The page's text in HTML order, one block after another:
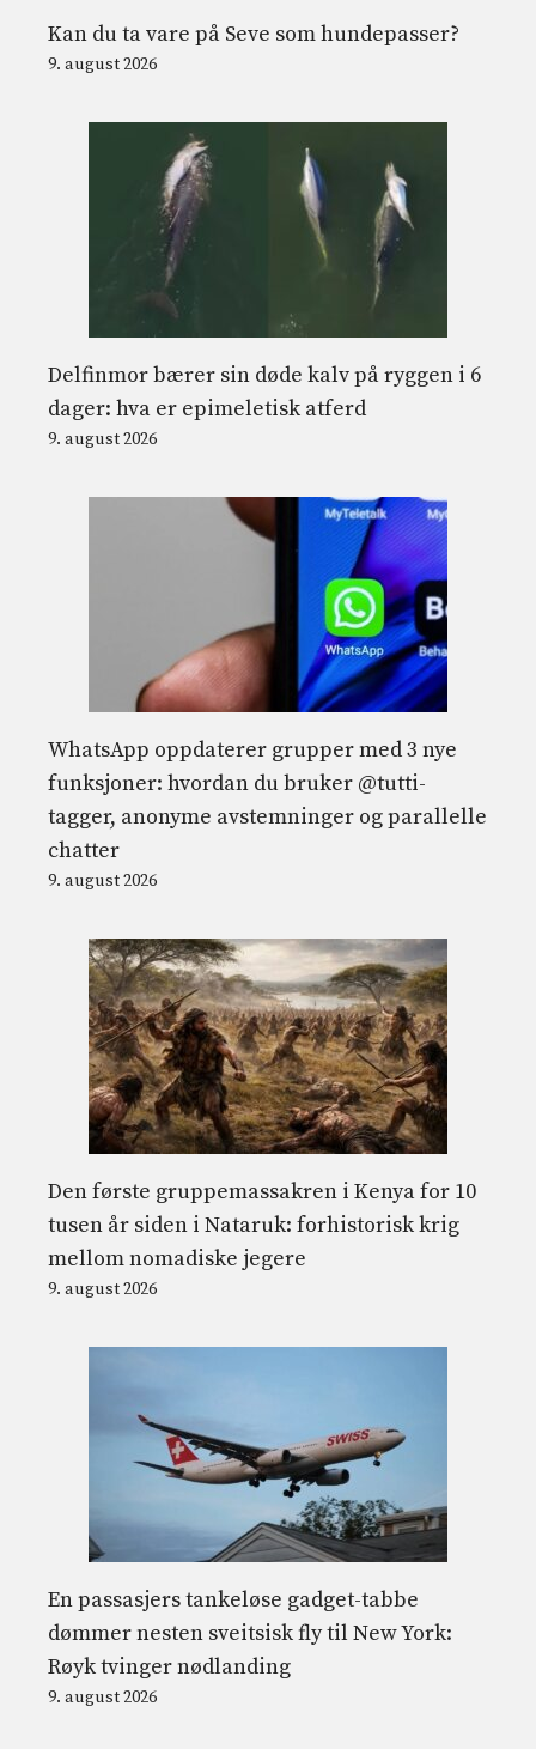
Kan du ta vare på Seve som hundepasser?
9. august 2026
Delfinmor bærer sin døde kalv på ryggen i 6
dager: hva er epimeletisk atferd
9. august 2026
WhatsApp oppdaterer grupper med 3 nye
funksjoner: hvordan du bruker @tutti-
tagger, anonyme avstemninger og parallelle
chatter
9. august 2026
Den første gruppemassakren i Kenya for 10
tusen år siden i Nataruk: forhistorisk krig
mellom nomadiske jegere
9. august 2026
En passasjers tankeløse gadget-tabbe
dømmer nesten sveitsisk fly til New York:
Røyk tvinger nødlanding
9. august 2026